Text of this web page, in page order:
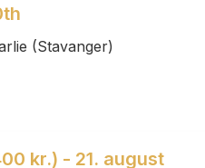
(Stavanger)
kr.) - 21. august